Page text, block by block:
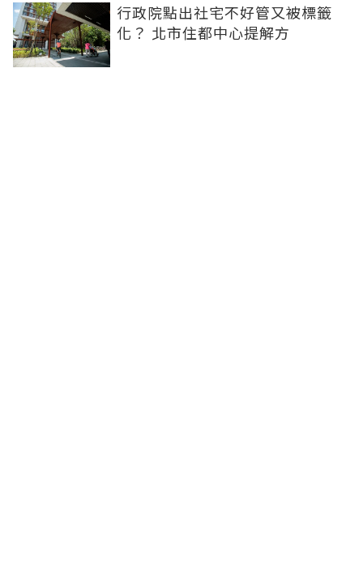
行政院點出社宅不好管又被標籤
化？ 北市住都中心提解方